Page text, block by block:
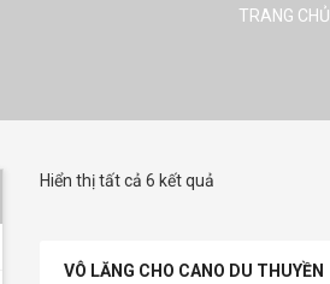
TRANG CHỦ
Hiển thị tất cả 6 kết quả
VÔ LĂNG CHO CANO DU THUYỀN